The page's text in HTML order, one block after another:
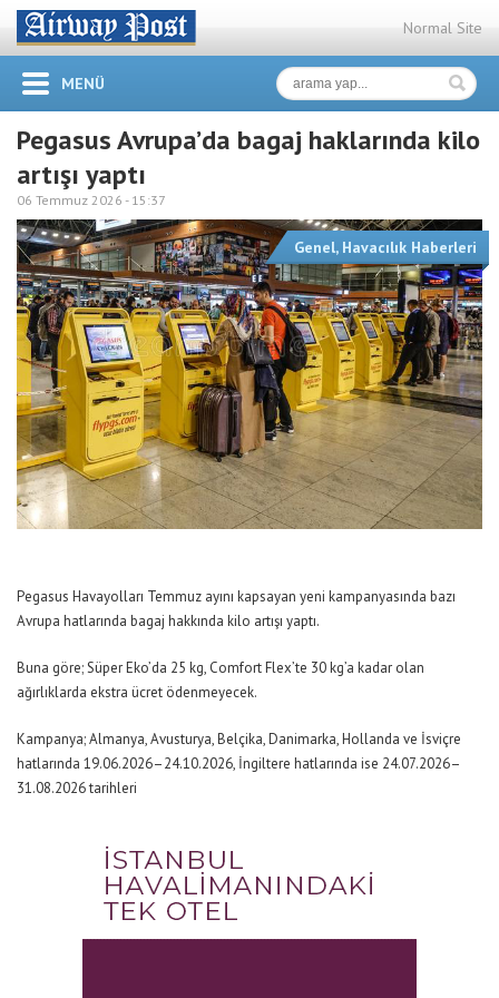
Normal Site
MENÜ
Pegasus Avrupa’da bagaj haklarında kilo
artışı yaptı
06 Temmuz 2026 - 15:37
Genel, Havacılık Haberleri
Pegasus Havayolları Temmuz ayını kapsayan yeni kampanyasında bazı
Avrupa hatlarında bagaj hakkında kilo artışı yaptı.
Buna göre; Süper Eko’da 25 kg, Comfort Flex’te 30 kg’a kadar olan
ağırlıklarda ekstra ücret ödenmeyecek.
Kampanya; Almanya, Avusturya, Belçika, Danimarka, Hollanda ve İsviçre
hatlarında 19.06.2026–24.10.2026, İngiltere hatlarında ise 24.07.2026–
31.08.2026 tarihleri